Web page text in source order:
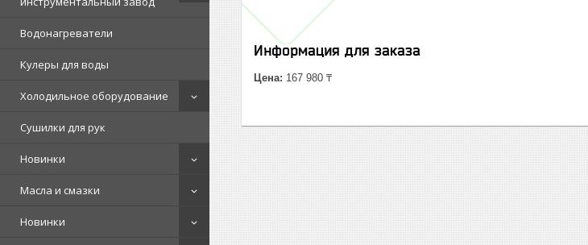
Водонагреватели
Кулеры для воды
Холодильное оборудование
Сушилки для рук
Новинки
Масла и смазки
Новинки
Информация для заказа
Цена: 167 980 ₸